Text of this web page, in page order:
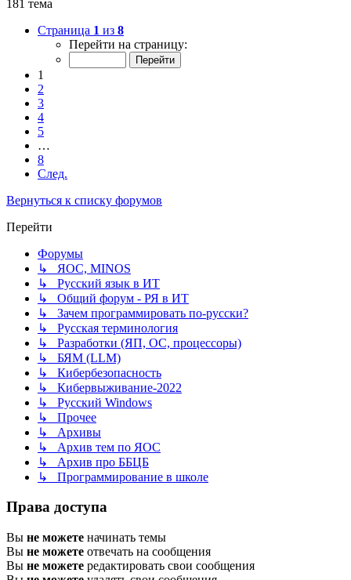
181 тема
Страница 1 из 8
Перейти на страницу:
1
2
3
4
5
…
8
След.
Вернуться к списку форумов
Перейти
Форумы
↳ ЯОС, MINOS
↳ Русский язык в ИТ
↳ Общий форум - РЯ в ИТ
↳ Зачем программировать по-русски?
↳ Русская терминология
↳ Разработки (ЯП, ОС, процессоры)
↳ БЯМ (LLM)
↳ Кибербезопасность
↳ Кибервыживание-2022
↳ Русский Windows
↳ Прочее
↳ Архивы
↳ Архив тем по ЯОС
↳ Архив про ББЦБ
↳ Программирование в школе
Права доступа
Вы не можете начинать темы
Вы не можете отвечать на сообщения
Вы не можете редактировать свои сообщения